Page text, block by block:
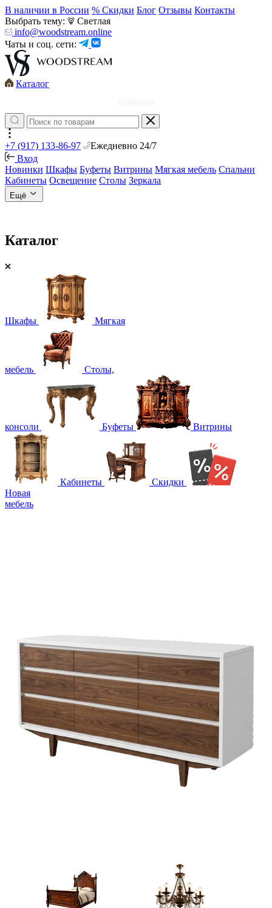
В наличии в России % Скидки Блог Отзывы Контакты
Выбрать тему:
Светлая
info@woodstream.online
Чаты и соц. сети:
Каталог
+7 (917) 133-86-97
Ежедневно 24/7
Вход
Новинки Шкафы Буфеты Витрины Мягкая мебель Спальни
Кабинеты Освещение Столы Зеркала
Ещё
Каталог
Шкафы Мягкая
мебель Столы,
консоли Буфеты Витрины
Кабинеты
Скидки
Новая
мебель